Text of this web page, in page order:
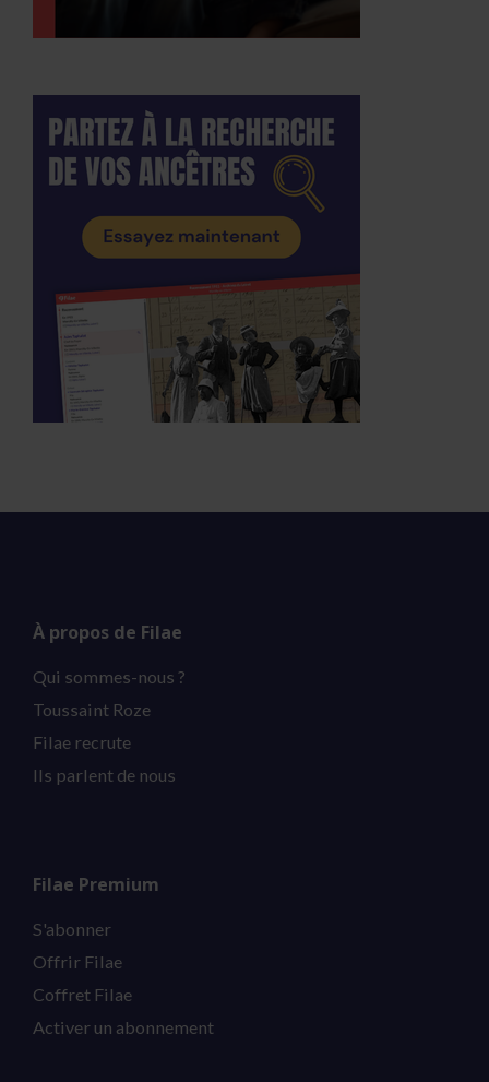
À propos de Filae
Qui sommes-nous ?
Toussaint Roze
Filae recrute
Ils parlent de nous
Filae Premium
S'abonner
Offrir Filae
Coffret Filae
Activer un abonnement